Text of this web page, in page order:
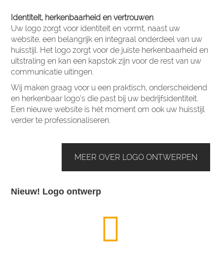
Identiteit, herkenbaarheid en vertrouwen
Uw logo zorgt voor identiteit en vormt, naast uw
website, een belangrijk en integraal onderdeel van uw
huisstijl. Het logo zorgt voor de juiste herkenbaarheid en
uitstraling en kan een kapstok zijn voor de rest van uw
communicatie uitingen.
Wij maken graag voor u een praktisch, onderscheidend
en herkenbaar logo’s die past bij uw bedrijfsidentiteit.
Een nieuwe website is hét moment om ook uw huisstijl
verder te professionaliseren.
MEER OVER LOGO ONTWERPEN
Nieuw! Logo ontwerp